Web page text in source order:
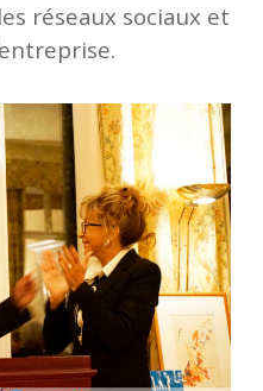
réseaux sociaux et